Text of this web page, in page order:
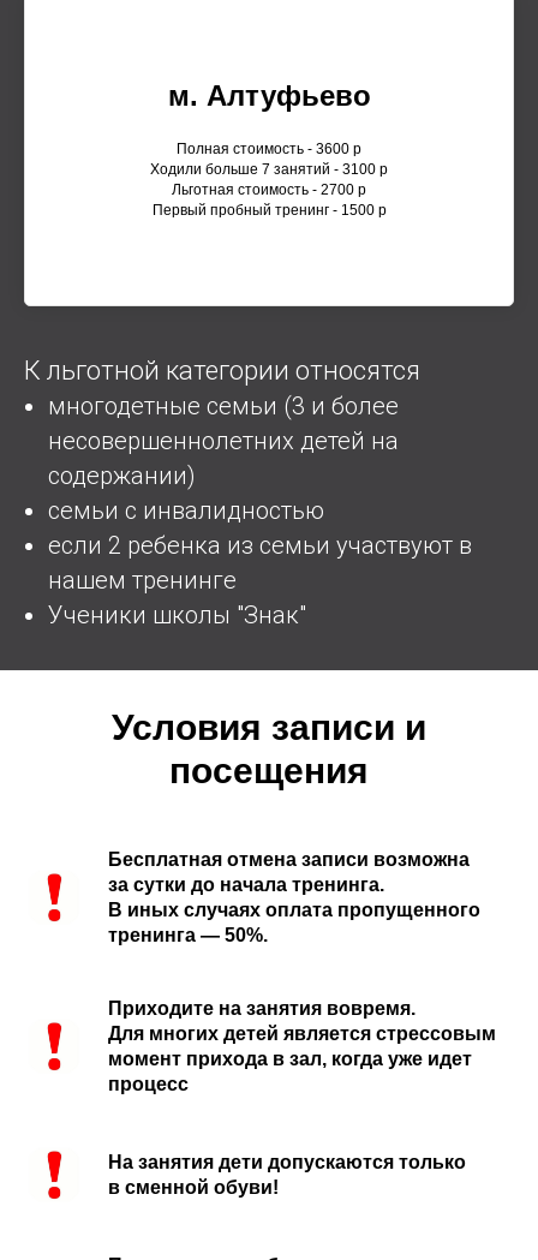
м. Алтуфьево
Полная стоимость - 3600 р
Ходили больше 7 занятий - 3100 р
Льготная стоимость - 2700 р
Первый пробный тренинг - 1500 р
К льготной категории относятся
многодетные семьи (3 и более
несовершеннолетних детей на
содержании)
семьи с инвалидностью
если 2 ребенка из семьи участвуют в
нашем тренинге
Ученики школы "Знак"
Условия записи и
посещения
Бесплатная отмена записи возможна
за сутки до начала тренинга.
В иных случаях оплата пропущенного
тренинга — 50%.
Приходите на занятия вовремя.
Для многих детей является стрессовым
момент прихода в зал, когда уже идет
процесс
На занятия дети допускаются только
в сменной обуви!